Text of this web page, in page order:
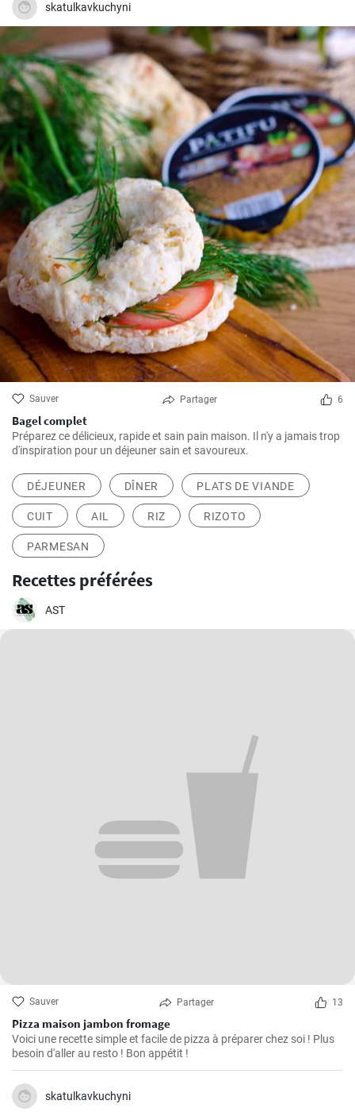
skatulkavkuchyni
Sauver Partager 6
Bagel complet
Préparez ce délicieux, rapide et sain pain maison. Il n'y a jamais trop
d'inspiration pour un déjeuner sain et savoureux.
DÉJEUNER DÎNER PLATS DE VIANDE
CUIT AIL RIZ RIZOTO
PARMESAN
Recettes préférées
AST
Sauver Partager 13
Pizza maison jambon fromage
Voici une recette simple et facile de pizza à préparer chez soi ! Plus
besoin d'aller au resto ! Bon appétit !
skatulkavkuchyni